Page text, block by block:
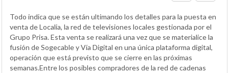
Todo indica que se están ultimando los detalles para la puesta en
venta de Localia, la red de televisiones locales gestionada por el
Grupo Prisa. Esta venta se realizará una vez que se materialice la
fusión de Sogecable y Vía Digital en una única plataforma digital,
operación que está previsto que se cierre en las próximas
semanas.Entre los posibles compradores de la red de cadenas